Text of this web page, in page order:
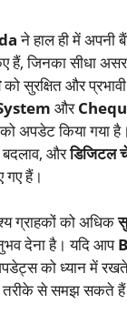
ने हाल ही में अपनी
हैं, जिनका सीधा असर
को सुरक्षित और
और
को अपडेट किया गया
औरडिजिटल
हैं।
ग्राहकों को अधिक
देना है। यदि आप
को ध्यान में
तरीके से समझ सकते